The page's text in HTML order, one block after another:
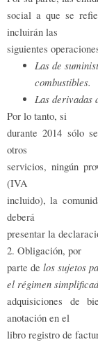
social a que se
incluirán las
siguientes
Las de
combustibles.
Las derivadas
Por lo tanto, si
durante 2014 sólo
otros
servicios, ningún
(IVA
incluido), la
deberá
presentar la
2. Obligación, por
parte de los sujetos
el régimen
adquisiciones de
anotación en el
libro registro de